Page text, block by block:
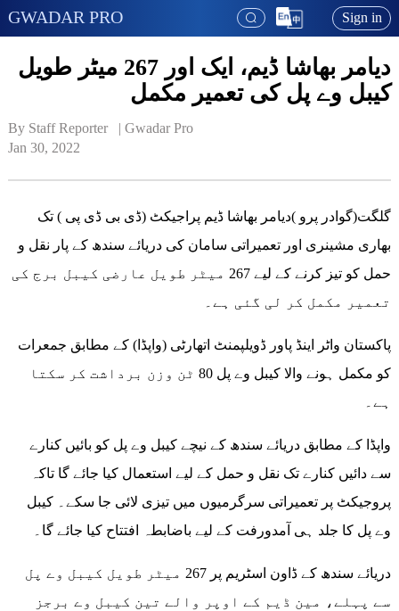
GWADAR PRO Sign in
دیامر بھاشا ڈیم، ایک اور 267 میٹر طویل
کیبل وے پل کی تعمیر مکمل
By Staff Reporter   | Gwadar Pro
Jan 30, 2022
گلگت(گوادر پرو )دیامر بھاشا ڈیم پراجیکٹ (ڈی بی ڈی پی ) تک
بھاری مشینری اور تعمیراتی سامان کی دریائے سندھ کے پار نقل و
حمل کو تیز کرنے کے لیے 267 میٹر طویل عارضی کیبل برج کی
تعمیر مکمل کر لی گئی ہے۔
پاکستان واٹر اینڈ پاور ڈویلپمنٹ اتھارٹی (واپڈا) کے مطابق جمعرات
کو مکمل ہونے والا کیبل وے پل 80 ٹن وزن برداشت کر سکتا
ہے۔
واپڈا کے مطابق دریائے سندھ کے نیچے کیبل وے پل کو بائیں کنارے
سے دائیں کنارے تک نقل و حمل کے لیے استعمال کیا جائے گا تاکہ
پروجیکٹ پر تعمیراتی سرگرمیوں میں تیزی لائی جا سکے۔ کیبل
وے پل کا جلد ہی آمدورفت کے لیے باضابطہ افتتاح کیا جائے گا۔
دریائے سندھ کے ڈاون اسٹریم پر 267 میٹر طویل کیبل وے پل
سے پہلے، مین ڈیم کے اوپر والے تین کیبل وے برجز